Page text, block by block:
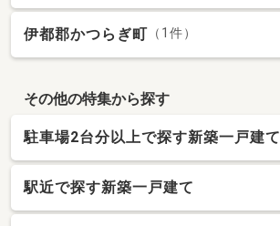
伊都郡かつらぎ町 （1件）
その他の特集から探す
駐車場2台分以上で探す新築一戸建て
駅近で探す新築一戸建て